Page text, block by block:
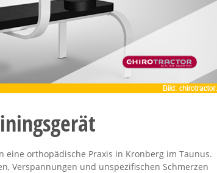
eine orthopädische Praxis in Kronberg im Taunus.
Verspannungen und unspezifischen Schmerzen